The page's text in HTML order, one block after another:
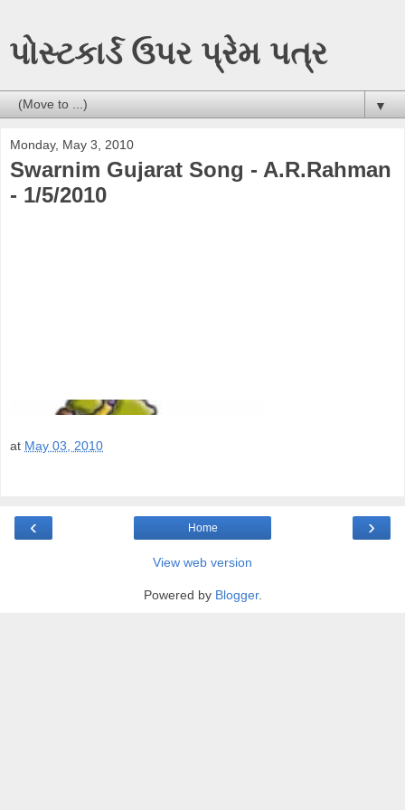
પોસ્ટકાર્ડ ઉપર પ્રેમ પત્ર
▼
Monday, May 3, 2010
Swarnim Gujarat Song - A.R.Rahman
- 1/5/2010
at May 03, 2010
‹ ›
Home
View web version
Powered by Blogger.